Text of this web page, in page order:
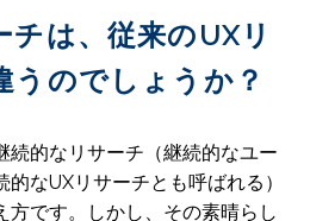
チは、従来のUXリ
うのでしょうか？
続的なリサーチ（継続的なユー
なUXリサーチとも呼ばれる）
方です。しかし、その素晴らし